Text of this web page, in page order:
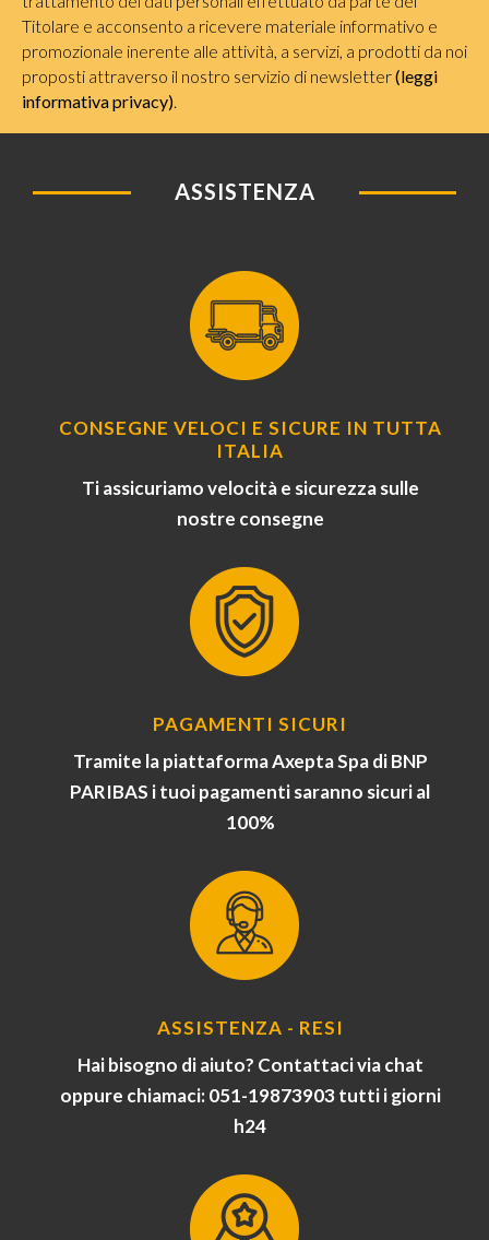
Titolare e acconsento a ricevere materiale informativo e
promozionale inerente alle attività, a servizi, a prodotti da noi
proposti attraverso il nostro servizio di newsletter(leggi
informativa privacy).
ASSISTENZA
CONSEGNE VELOCI E SICURE IN TUTTA
ITALIA
Ti assicuriamo velocità e sicurezza sulle
nostre consegne
PAGAMENTI SICURI
Tramite la piattaforma Axepta Spa di BNP
PARIBAS i tuoi pagamenti saranno sicuri al
100%
ASSISTENZA - RESI
Hai bisogno di aiuto? Contattaci via chat
oppure chiamaci: 051-19873903 tutti i giorni
h24